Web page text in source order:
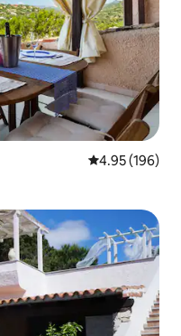
औसत रेटिंग 5 में से
4.95 (196)